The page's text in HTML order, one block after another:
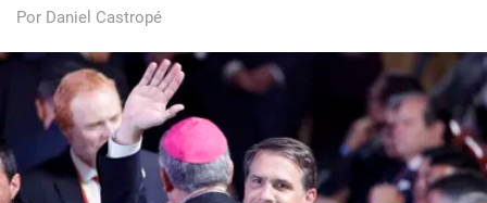
Por Daniel Castropé